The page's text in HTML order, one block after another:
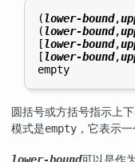
(lower-bound,
(lower-bound,
[lower-bound,
[lower-bound,
圆括号或方括号指示上
模式是empty ，它表示